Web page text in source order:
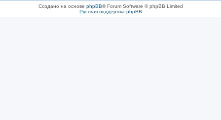
Создано на основе phpBB® Forum Software © phpBB Limited
Русская поддержка phpBB